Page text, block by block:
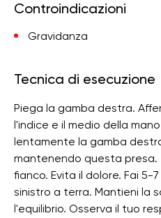
Controindicazioni
Gravidanza
Tecnica di esecuzione
Piega la gamba destra.
l'indice e il medio della
lentamente la gamba
mantenendo questa presa.
fianco. Evita il dolore. Fai 5-
sinistro a terra. Mantieni la
l'equilibrio. Osserva il tuo